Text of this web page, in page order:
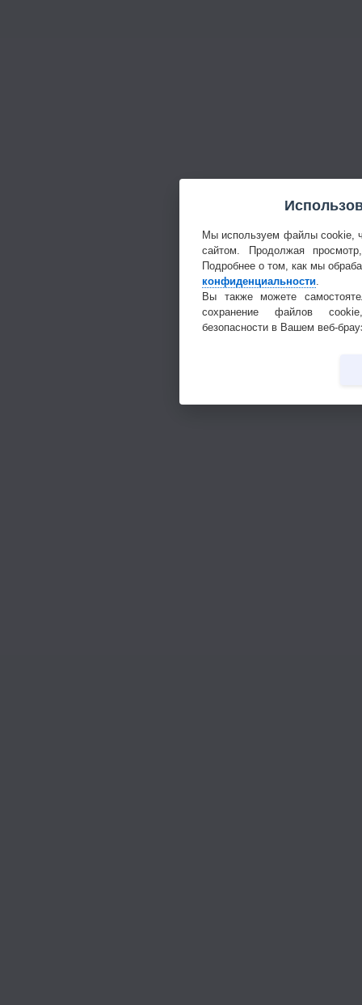
Мы используем файлы cookie,
сайтом. Продолжая
Подробнее о том, как мы
конфиденциальности
Вы также можете
сохранение файлов
безопасности в Вашем веб-